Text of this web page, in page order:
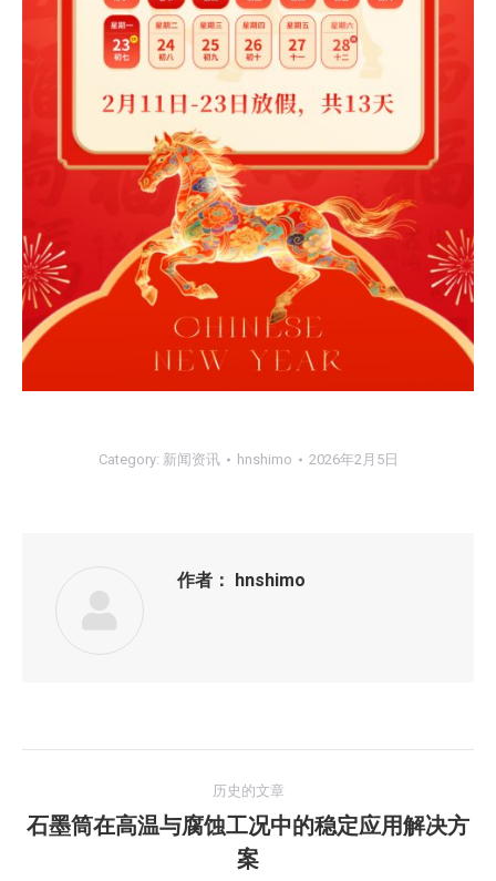
Category: 新闻资讯 hnshimo 2026年2月5日
作者： hnshimo
章
历史的文章
历
史
石墨筒在高温与腐蚀工况中的稳定应用解决方
案